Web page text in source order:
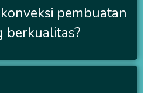
pembuatan
berkualitas?